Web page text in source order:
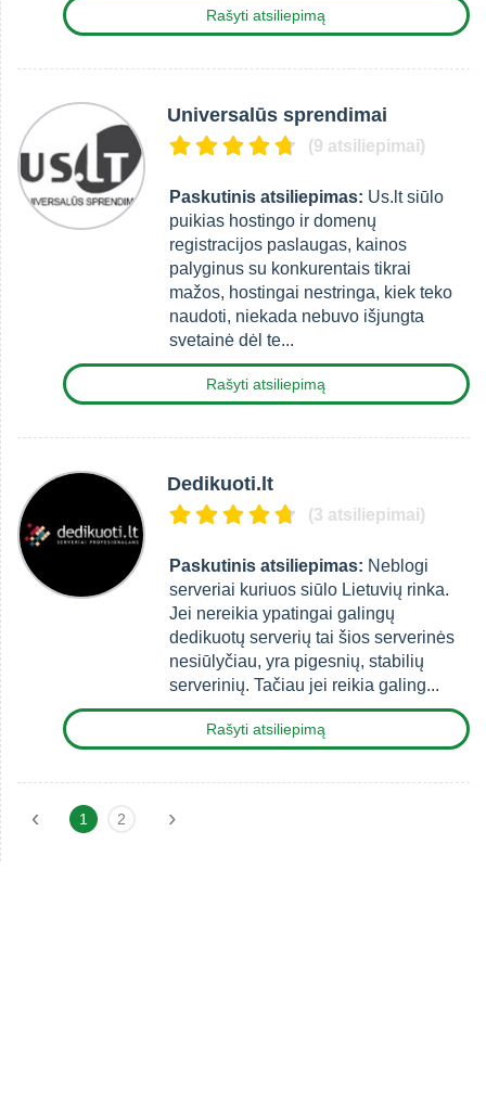
Rašyti atsiliepimą
Universalūs sprendimai
(9 atsiliepimai)
Paskutinis atsiliepimas: Us.lt siūlo
puikias hostingo ir domenų
registracijos paslaugas, kainos
palyginus su konkurentais tikrai
mažos, hostingai nestringa, kiek teko
naudoti, niekada nebuvo išjungta
svetainė dėl te...
Rašyti atsiliepimą
Dedikuoti.lt
(3 atsiliepimai)
Paskutinis atsiliepimas: Neblogi
serveriai kuriuos siūlo Lietuvių rinka.
Jei nereikia ypatingai galingų
dedikuotų serverių tai šios serverinės
nesiūlyčiau, yra pigesnių, stabilių
serverinių. Tačiau jei reikia galing...
Rašyti atsiliepimą
‹ 1 2 ›